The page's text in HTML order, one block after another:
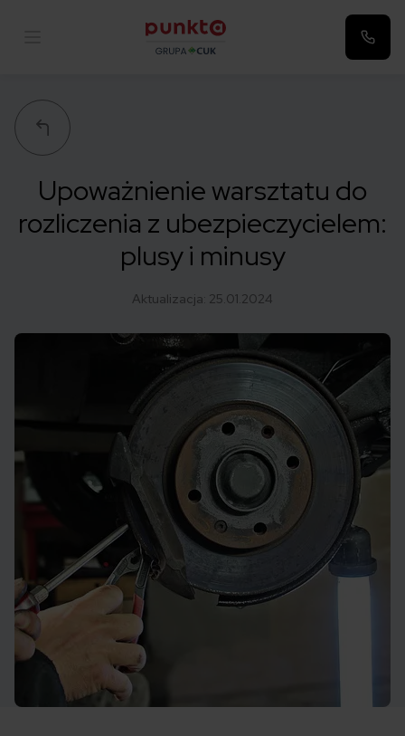
Upoważnienie warsztatu do
rozliczenia z ubezpieczycielem:
plusy i minusy
Aktualizacja: 25.01.2024